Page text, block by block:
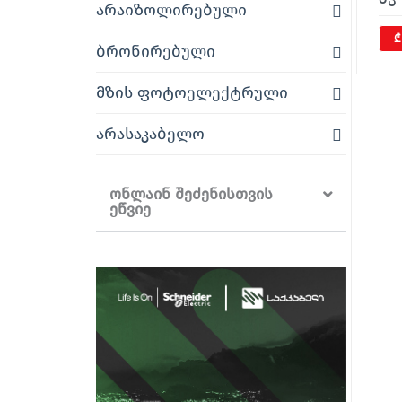
არაიზოლირებული
ბრონირებული
მზის ფოტოელექტრული
არასაკაბელო
ონლაინ შეძენისთვის
ეწვიე